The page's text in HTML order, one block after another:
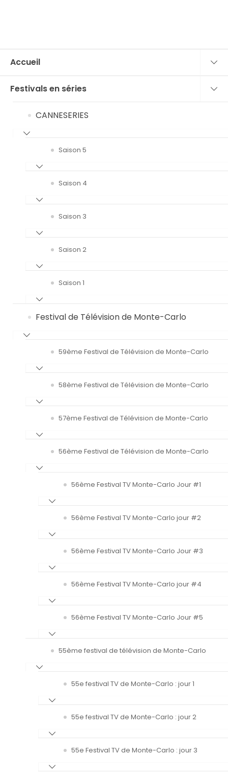
Accueil
Festivals en séries
CANNESERIES
Saison 5
Saison 4
Saison 3
Saison 2
Saison 1
Festival de Télévision de Monte-Carlo
59ème Festival de Télévision de Monte-Carlo
58ème Festival de Télévision de Monte-Carlo
57ème Festival de Télévision de Monte-Carlo
56ème Festival de Télévision de Monte-Carlo
56ème Festival TV Monte-Carlo Jour #1
56ème Festival TV Monte-Carlo jour #2
56ème Festival TV Monte-Carlo Jour #3
56ème Festival TV Monte-Carlo jour #4
56ème Festival TV Monte-Carlo Jour #5
55ème festival de télévision de Monte-Carlo
55e festival TV de Monte-Carlo : jour 1
55e festival TV de Monte-Carlo : jour 2
55e Festival TV de Monte-Carlo : jour 3